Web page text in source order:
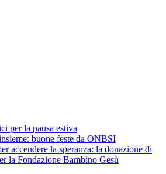
per la pausa estiva
buone feste da ONBSI
accendere la speranza: la donazione di
la Fondazione Bambino Gesù